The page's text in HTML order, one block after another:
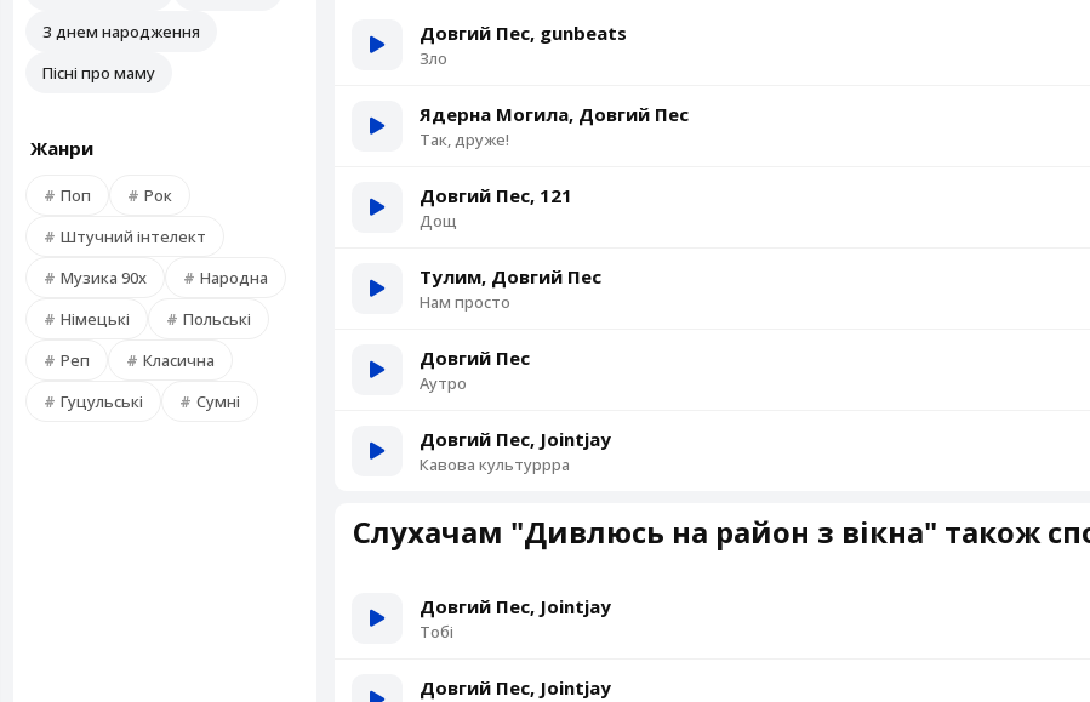
З днем народження
Пісні про маму
Жанри
Поп
Рок
Штучний інтелект
Музика 90х
Народна
Німецькі
Польські
Реп
Класична
Гуцульські
Сумні
Довгий Пес, gunbeats
Зло
Ядерна Могила, Довгий Пес
Так, друже!
Довгий Пес, 121
Дощ
Тулим, Довгий Пес
Нам просто
Довгий Пес
Аутро
Довгий Пес, Jointjay
Кавова культуррра
Слухачам "Дивлюсь на район з вікна" також
Довгий Пес, Jointjay
Тобі
Довгий Пес, Jointjay